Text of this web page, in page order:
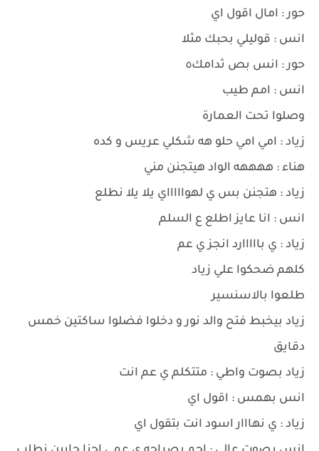
حور : امال اقول اي
انس : قوليلي بحبك مثلا
حور : انس بص ثدامك٥
انس : امم طيب
وصلوا تحت العمارة
زياد : امي امي حلو هه شكلي عريس و كده
هناء : ههههه الواد هيتجنن مني
زياد : هتجنن بس ي لهواااااي يلا يلا نطلع
انس : انا عايز اطلع ع السلم
زياد : ي بااااارد انجز ي عم
كلهم ضحكوا علي زياد
طلعوا بالاسنسير
زياد بيخبط فتح والد نور و دخلوا فضلوا ساكتين خمس
دقايق
زياد بصوت واطي : متتكلم ي عم انت
انس بهمس : اقول اي
زياد : ي نهااار اسود انت بتقول اي